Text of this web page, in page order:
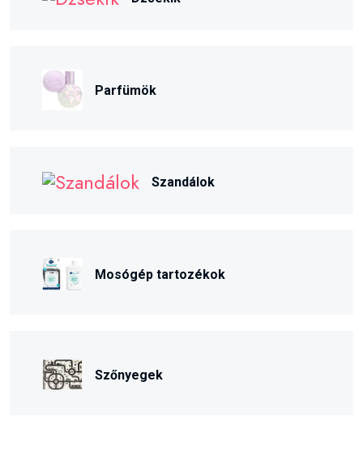
Parfümök
Szandálok
Mosógép tartozékok
Szőnyegek